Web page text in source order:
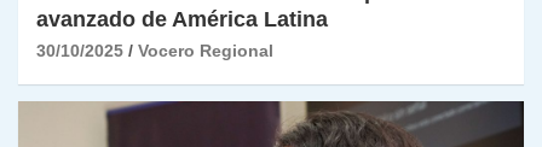
avanzado de América Latina
30/10/2025 Vocero Regional